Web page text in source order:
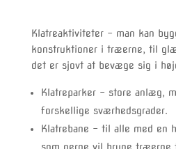
Klatreaktiviteter – man kan
konstruktioner i træerne, til
det er sjovt at bevæge sig i
Klatreparker – store anlæg,
forskellige sværhedsgrader.
Klatrebane – til alle med en
som gerne vil bruge træerne